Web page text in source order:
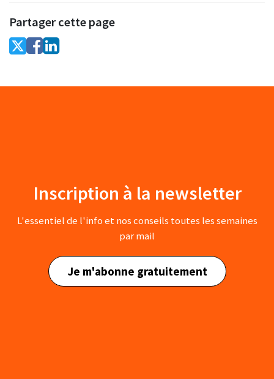
Partager cette page
Inscription à la newsletter
L'essentiel de l'info et nos conseils toutes les semaines
par mail
Je m'abonne gratuitement